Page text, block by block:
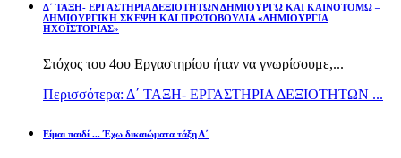
Δ΄ ΤΑΞΗ- ΕΡΓΑΣΤΗΡΙΑ ΔΕΞΙΟΤΗΤΩΝ ΔΗΜΙΟΥΡΓΩ ΚΑΙ ΚΑΙΝΟΤΟΜΩ –
ΔΗΜΙΟΥΡΓΙΚΗ ΣΚΕΨΗ ΚΑΙ ΠΡΩΤΟΒΟΥΛΙΑ «ΔΗΜΙΟΥΡΓΙΑ
ΗΧΟΪΣΤΟΡΙΑΣ»
Στόχος του 4ου Εργαστηρίου ήταν να γνωρίσουμε,...
Περισσότερα: Δ΄ ΤΑΞΗ- ΕΡΓΑΣΤΗΡΙΑ ΔΕΞΙΟΤΗΤΩΝ ...
Είμαι παιδί ... Έχω δικαιώματα τάξη Δ΄